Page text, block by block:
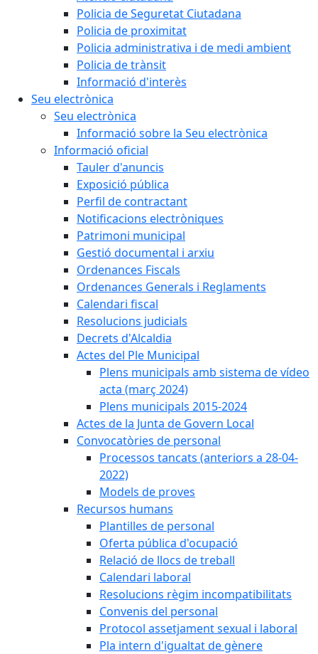
Policia de Seguretat Ciutadana
Policia de proximitat
Policia administrativa i de medi ambient
Policia de trànsit
Informació d'interès
Seu electrònica
Seu electrònica
Informació sobre la Seu electrònica
Informació oficial
Tauler d'anuncis
Exposició pública
Perfil de contractant
Notificacions electròniques
Patrimoni municipal
Gestió documental i arxiu
Ordenances Fiscals
Ordenances Generals i Reglaments
Calendari fiscal
Resolucions judicials
Decrets d'Alcaldia
Actes del Ple Municipal
Plens municipals amb sistema de vídeo
acta (març 2024)
Plens municipals 2015-2024
Actes de la Junta de Govern Local
Convocatòries de personal
Processos tancats (anteriors a 28-04-
2022)
Models de proves
Recursos humans
Plantilles de personal
Oferta pública d'ocupació
Relació de llocs de treball
Calendari laboral
Resolucions règim incompatibilitats
Convenis del personal
Protocol assetjament sexual i laboral
Pla intern d'igualtat de gènere